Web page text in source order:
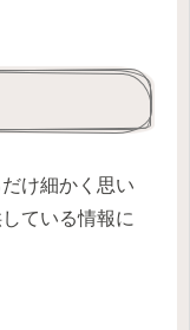
け細かく思い
ている情報に